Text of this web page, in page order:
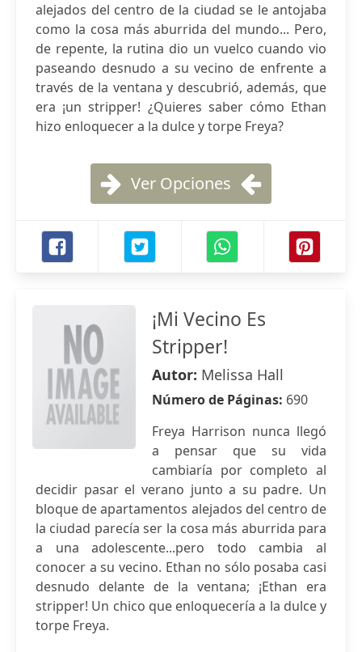
alejados del centro de la ciudad se le antojaba
como la cosa más aburrida del mundo... Pero,
de repente, la rutina dio un vuelco cuando vio
paseando desnudo a su vecino de enfrente a
través de la ventana y descubrió, además, que
era ¡un stripper! ¿Quieres saber cómo Ethan
hizo enloquecer a la dulce y torpe Freya?
Ver Opciones
¡Mi Vecino Es
Stripper!
Autor: Melissa Hall
Número de Páginas: 690
Freya Harrison nunca llegó
a pensar que su vida
cambiaría por completo al
decidir pasar el verano junto a su padre. Un
bloque de apartamentos alejados del centro de
la ciudad parecía ser la cosa más aburrida para
a una adolescente...pero todo cambia al
conocer a su vecino. Ethan no sólo posaba casi
desnudo delante de la ventana; ¡Ethan era
stripper! Un chico que enloquecería a la dulce y
torpe Freya.